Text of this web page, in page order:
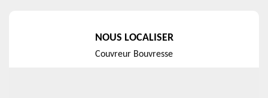
NOUS LOCALISER
Couvreur Bouvresse